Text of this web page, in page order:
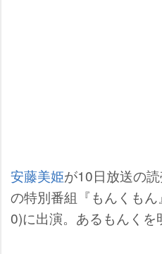
安藤美姫が10日放送の
の特別番組『もんくもん
0)に出演。あるもんくを